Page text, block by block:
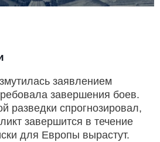
заявлением
завершения боев.
разведки спрогнозировал,
завершится в течение
для Европы вырастут.